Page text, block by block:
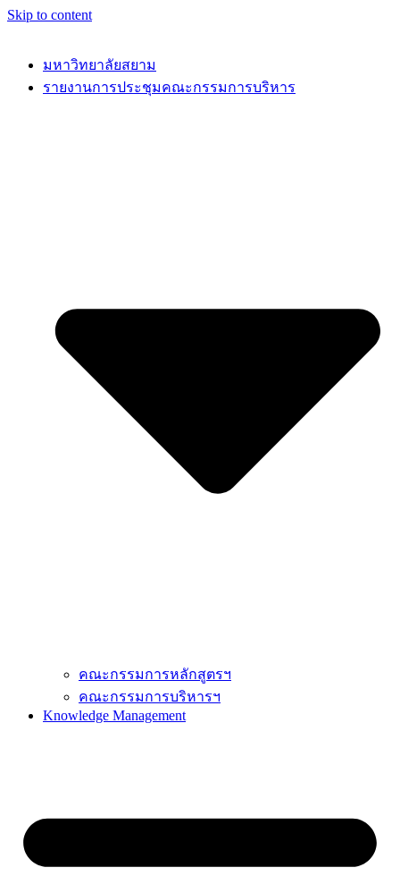
Skip to content
มหาวิทยาลัยสยาม
รายงานการประชุมคณะกรรมการบริหาร
คณะกรรมการหลักสูตรฯ
คณะกรรมการบริหารฯ
Knowledge Management